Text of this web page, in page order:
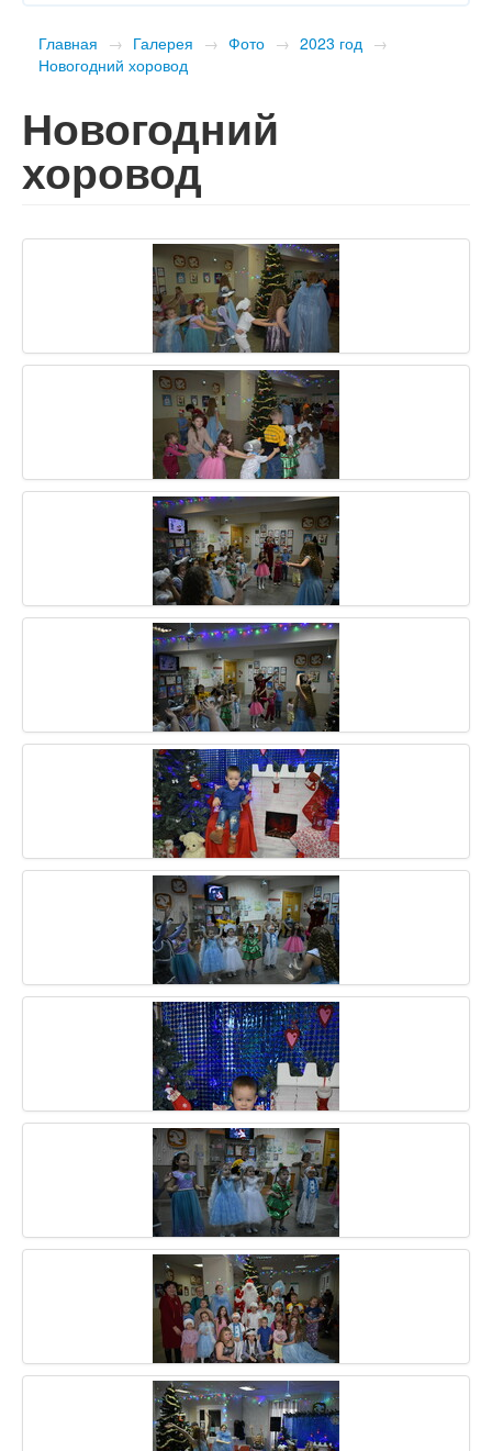
Главная → Галерея → Фото → 2023 год →
Новогодний хоровод
Новогодний
хоровод